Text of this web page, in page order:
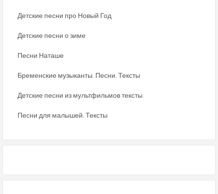
Детские песни про Новый Год
Детские песни о зиме
Песни Наташе
Бременские музыканты. Песни. Тексты
Детские песни из мультфильмов тексты
Песни для малышей. Тексты